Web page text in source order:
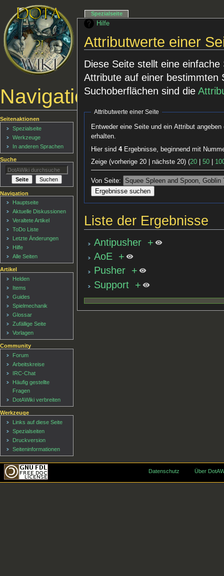
Hilfe
Attributwerte einer
Diese Seite stellt eine
Attribute auf einer bestimmten
Suchoberflächen sind die
Attributwerte einer Seite
Entweder eine Seite und ein Attribut
erhalten.
Hier sind 4Ergebnisse, beginnend mit
Zeige (vorherige 20 | nächste 20) (20| 50|
Von Seite:
Liste der Ergebnisse
Antipusher +
AoE +
Pusher +
Support +
Navigationsmenü
Spezialseite
Seitenaktionen
Spezialseite
Werkzeuge
In anderen Sprachen
Suche
Navigation
Hauptseite
Aktuelle Diskussionen
Veraltete Artikel
ToDo Liste
Letzte Änderungen
Hilfe
Alle Seiten
Artikel
Helden
Items
Guides
Spielmechanik
Glossar
Zufällige Seite
Vorlagen
Community
Forum
Arbeitskreise
IRC-Chat
Häufig gestellte
Fragen
DotAWiki verbreiten
Werkzeuge
Links auf diese Seite
Spezialseiten
Druckversion
Seiten­informationen
Datenschutz Über